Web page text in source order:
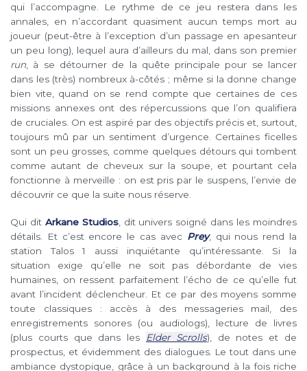
qui l’accompagne. Le rythme de ce jeu restera dans les
annales, en n’accordant quasiment aucun temps mort au
joueur (peut-être à l’exception d’un passage en apesanteur
un peu long), lequel aura d’ailleurs du mal, dans son premier
run , à se détourner de la quête principale pour se lancer
dans les (très) nombreux à-côtés ; même si la donne change
bien vite, quand on se rend compte que certaines de ces
missions annexes ont des répercussions que l’on qualifiera
de cruciales. On est aspiré par des objectifs précis et, surtout,
toujours mû par un sentiment d’urgence. Certaines ficelles
sont un peu grosses, comme quelques détours qui tombent
comme autant de cheveux sur la soupe, et pourtant cela
fonctionne à merveille : on est pris par le suspens, l’envie de
découvrir ce que la suite nous réserve.
Qui dit Arkane Studios, dit univers soigné dans les moindres
détails. Et c’est encore le cas avec Prey, qui nous rend la
station Talos 1 aussi inquiétante qu’intéressante. Si la
situation exige qu’elle ne soit pas débordante de vies
humaines, on ressent parfaitement l’écho de ce qu’elle fut
avant l’incident déclencheur. Et ce par des moyens somme
toute classiques : accès à des messageries mail, des
enregistrements sonores (ou audiologs), lecture de livres
(plus courts que dans les
Elder Scrolls), de notes et de
prospectus, et évidemment des dialogues. Le tout dans une
ambiance dystopique, grâce à un background à la fois riche